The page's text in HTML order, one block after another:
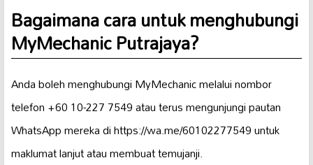
Bagaimana cara untuk menghubungi
MyMechanic Putrajaya?
Anda boleh menghubungi MyMechanic melalui nombor
telefon +60 10-227 7549 atau terus mengunjungi pautan
WhatsApp mereka di https://wa.me/60102277549 untuk
maklumat lanjut atau membuat temujanji.